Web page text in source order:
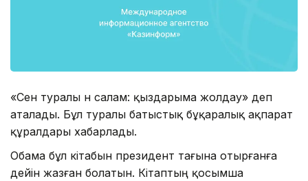
«Сен туралы ән салам: қыздарыма жолдау» деп
аталады. Бұл туралы батыстық бұқаралық ақпарат
құралдары хабарлады.
Обама бұл кітабын президент тағына отырғанға
дейін жазған болатын. Кітаптың қосымша